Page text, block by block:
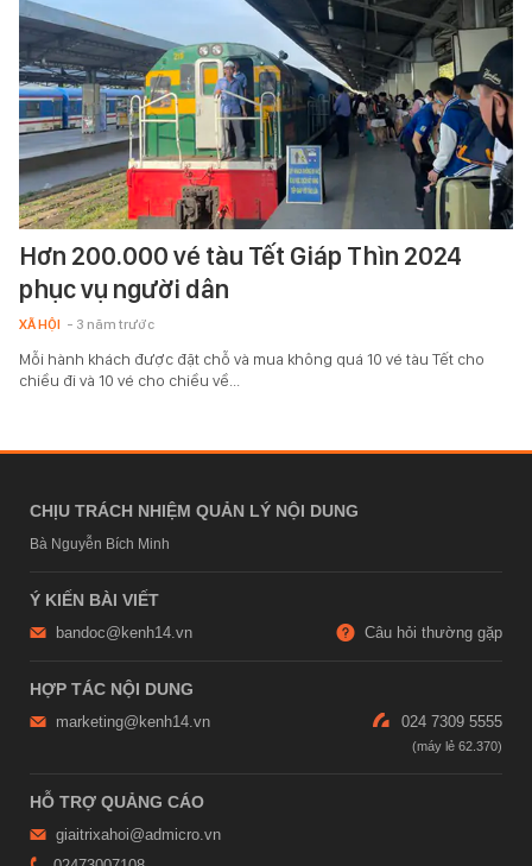
Hơn 200.000 vé tàu Tết Giáp Thìn 2024
phục vụ người dân
XÃ HỘI - 3 năm trước
Mỗi hành khách được đặt chỗ và mua không quá 10 vé tàu Tết cho
chiều đi và 10 vé cho chiều về...
CHỊU TRÁCH NHIỆM QUẢN LÝ NỘI DUNG
Bà Nguyễn Bích Minh
Ý KIẾN BÀI VIẾT
bandoc@kenh14.vn Câu hỏi thường gặp
HỢP TÁC NỘI DUNG
marketing@kenh14.vn 024 7309 5555
HỖ TRỢ QUẢNG CÁO
giaitrixahoi@admicro.vn